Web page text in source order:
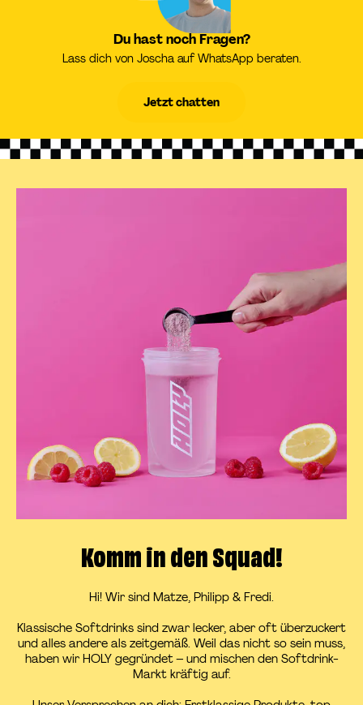
Du hast noch Fragen?
Lass dich von Joscha auf WhatsApp beraten.
Jetzt chatten
Komm in den Squad!
Hi! Wir sind Matze, Philipp & Fredi.
Klassische Softdrinks sind zwar lecker, aber oft überzuckert
und alles andere als zeitgemäß. Weil das nicht so sein muss,
haben wir HOLY gegründet – und mischen den Softdrink-
Markt kräftig auf.